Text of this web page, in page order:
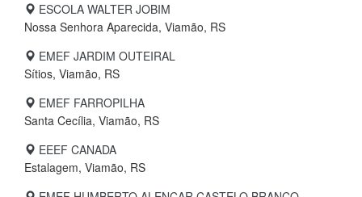
ESCOLA WALTER JOBIM
Nossa Senhora Aparecida, Viamão, RS
EMEF JARDIM OUTEIRAL
Sítios, Viamão, RS
EMEF FARROPILHA
Santa Cecília, Viamão, RS
EEEF CANADA
Estalagem, Viamão, RS